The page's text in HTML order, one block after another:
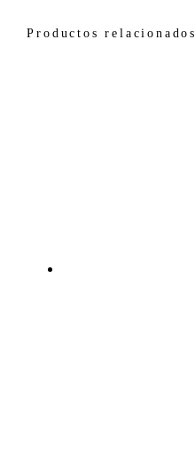
Productos relacionados